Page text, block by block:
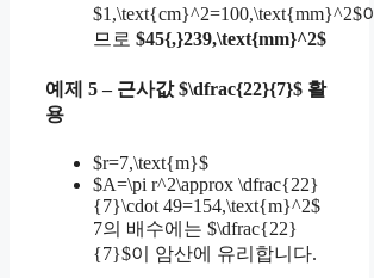
$1,\text{cm}^2=100,\text{mm}^2$이
므로 $45{,}239,\text{mm}^2$
예제 5 – 근사값 $\dfrac{22}{7}$ 활
용
$r=7,\text{m}$
$A=\pi r^2\approx \dfrac{22}
{7}\cdot 49=154,\text{m}^2$
7의 배수에는 $\dfrac{22}
{7}$이 암산에 유리합니다.